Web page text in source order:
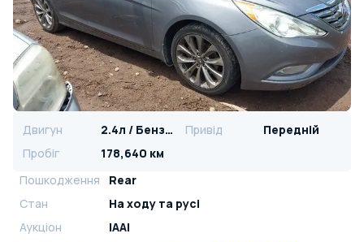
Двигун 2.4л / Бензин Привід
Передній
Пробіг
178,640 км
Пошкодження
Rear
Стан
На ​​ходу та русі
Аукціон
IAAI